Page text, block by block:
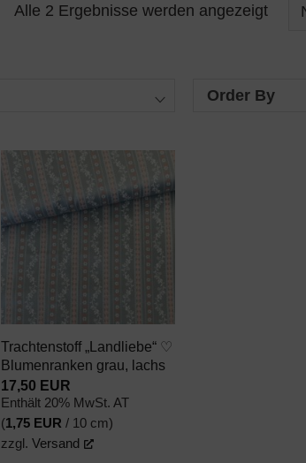
Alle 2 Ergebnisse werden angezeigtNach
Order By
AUF DEN
WUNSCHZETTEL
Trachtenstoff „Landliebe“ ♡
Blumenranken grau, lachs
17,50 EUR
Enthält 20% MwSt. AT
(1,75 EUR / 10 cm)
zzgl.Versand